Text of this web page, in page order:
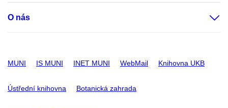
O nás
MUNI IS MUNI INET MUNI WebMail Knihovna UKB
Ústřední knihovna Botanická zahrada